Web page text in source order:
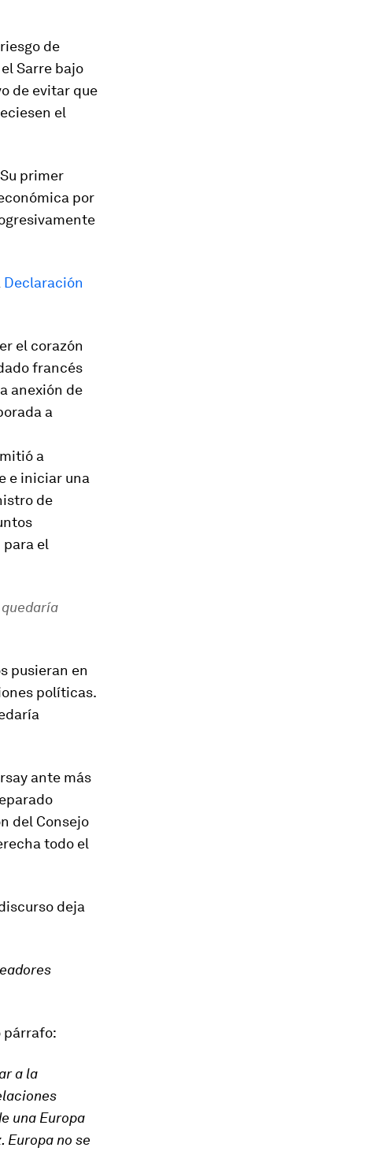
de
Sarre bajo
de evitar que
el
primer
por
Declaración
el corazón
francés
anexión de
a
a
e iniciar una
de
el
pusieran en
políticas.
ante más
del Consejo
todo el
deja
párrafo:
a la
una Europa
Europa no se